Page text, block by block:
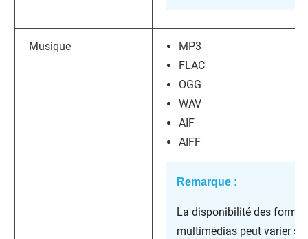
Musique
MP3
FLAC
OGG
WAV
AIF
AIFF
Remarque :
La disponibilité des
multimédias peut varier